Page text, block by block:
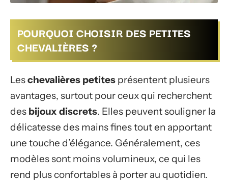
POURQUOI CHOISIR DES PETITES
CHEVALIÈRES ?
Leschevalières petites présentent plusieurs
avantages, surtout pour ceux qui recherchent
des bijoux discrets. Elles peuvent souligner la
délicatesse des mains fines tout en apportant
une touche d’élégance. Généralement, ces
modèles sont moins volumineux, ce qui les
rend plus confortables à porter au quotidien.